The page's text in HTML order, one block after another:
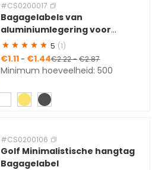
#CS0200017
Bagagelabels van
aluminiumlegering voor
vliegtuigen5 (1)
€1.11- €1.44€2.22-€2.87
Minimum hoeveelheid: 500
#CS0200106
Golf Minimalistische hangtag
Bagagelabel